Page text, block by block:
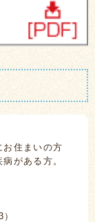
お住まいの方
がある方。